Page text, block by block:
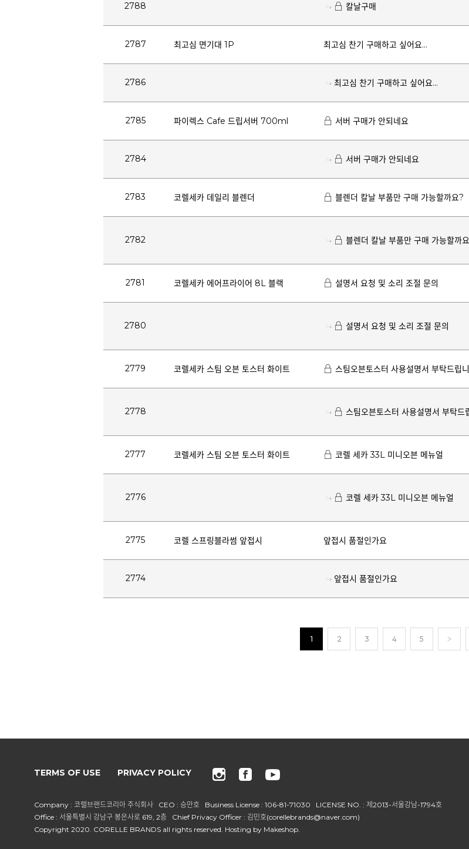
2788 칼날구매
2787 최고심 면기대 1P 최고심 찬기 구매하고 싶어요...
2786 최고심 찬기 구매하고 싶어요...
2785 파이렉스 Cafe 드립서버 700ml 서버 구매가 안되네요
2784 서버 구매가 안되네요
2783 코렐세카 데일리 블렌더 블렌더 칼날 부품만 구매 가능할까요?
2782 블렌더 칼날 부품만 구매 가능할까
2781 코렐세카 에어프라이어 8L 블랙 설명서 요청 및 소리 조절 문의
2780 설명서 요청 및 소리 조절 문의
2779 코렐세카 스팀 오븐 토스터 화이트 스팀오븐토스터 사용설명서 부탁드립
2778 스팀오븐토스터 사용설명서 부탁드
2777 코렐세카 스팀 오븐 토스터 화이트 코렐 세카 33L 미니오븐 메뉴얼
2776 코렐 세카 33L 미니오븐 메뉴얼
2775 코렐 스프링블라썸 앞접시 앞접시 품절인가요
2774 앞접시 품절인가요
1 2 3 4 5 >
TERMS OF USE PRIVACY POLICY
Company : 코렐브랜드코리아 주식회사 CEO : 승만호 Business License : 106-81-71030 LICENSE NO. : 제2013-서울강남-1794호
Office : 서울특별시 강남구 봉은사로 619, 2층 Chief Privacy Officer : 김민호(corellebrands@naver.com)
Copyright 2020. CORELLE BRANDS all rights reserved. Hosting by Makeshop.